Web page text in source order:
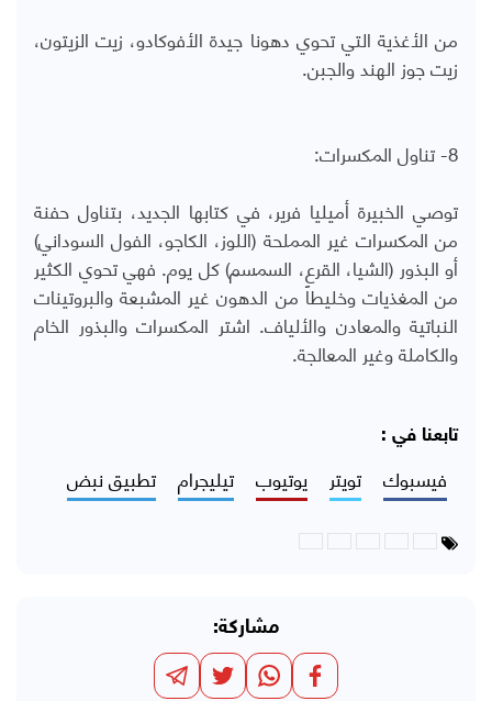
من الأغذية التي تحوي دهونا جيدة الأفوكادو، زيت الزيتون،
زيت جوز الهند والجبن.
8- تناول المكسرات:
توصي الخبيرة أميليا فرير، في كتابها الجديد، بتناول حفنة
من المكسرات غير المملحة (اللوز، الكاجو، الفول السوداني)
أو البذور (الشيا، القرع، السمسم) كل يوم. فهي تحوي الكثير
من المغذيات وخليطاً من الدهون غير المشبعة والبروتينات
النباتية والمعادن والألياف. اشتر المكسرات والبذور الخام
والكاملة وغير المعالجة.
تابعنا في :
فيسبوك تويتر يوتيوب تيليجرام تطبيق نبض
مشاركة: